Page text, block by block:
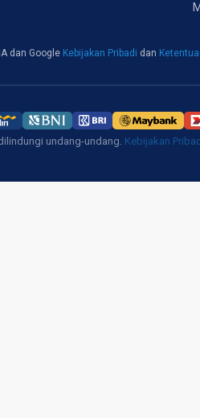
dan Google Kebijakan Pribadi dan
undang-undang. Kebijakan